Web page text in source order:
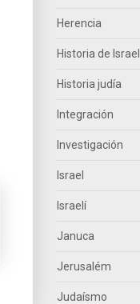
Herencia
Historia de Israel
Historia judía
Integración
Investigación
Israel
Israelí
Januca
Jerusalém
Judaísmo